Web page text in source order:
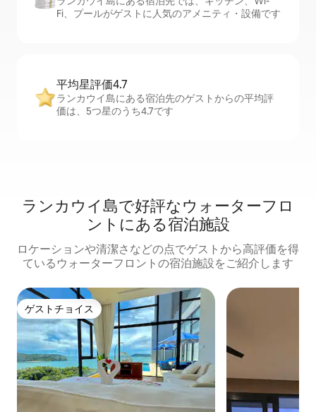
Fi、プールがゲストに人気のアメニティ・設備です
平均星評価4.7
ランカウイ島にある宿泊先のゲストからの平均評
価は、5つ星のうち4.7です
ランカウイ島で好評なウォーターフロ
ントにある宿泊施設
ロケーションや清潔さなどの点でゲストから高評価を得
ているウォーターフロントの宿泊施設をご紹介します
ゲストチョイス
ゲストチョイス